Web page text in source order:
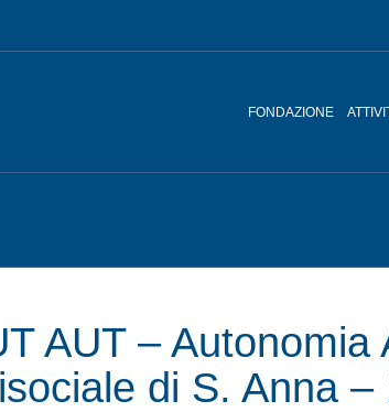
FONDAZIONE
AUT – Autonomia
di S. Anna